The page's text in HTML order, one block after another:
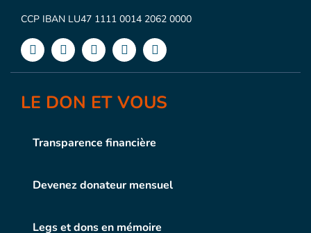
CCP IBAN LU47 1111 0014 2062 0000
LE DON ET VOUS
Transparence financière
Devenez donateur mensuel
Legs et dons en mémoire